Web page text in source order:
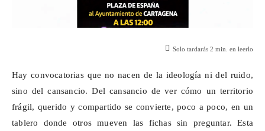
Solo tardarás 2 min. en leerlo
Hay convocatorias que no nacen de la ideología ni del ruido,
sino del cansancio. Del cansancio de ver cómo un territorio
frágil, querido y compartido se convierte, poco a poco, en un
tablero donde otros mueven las fichas sin preguntar. Esta